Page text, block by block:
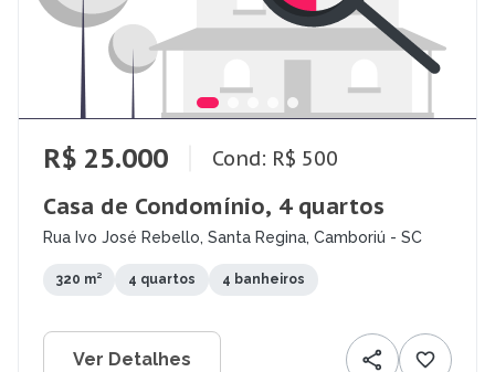
R$ 25.000 Cond: R$ 500
Casa de Condomínio, 4 quartos
Rua Ivo José Rebello, Santa Regina, Camboriú - SC
320 m² 4 quartos 4 banheiros
Ver Detalhes